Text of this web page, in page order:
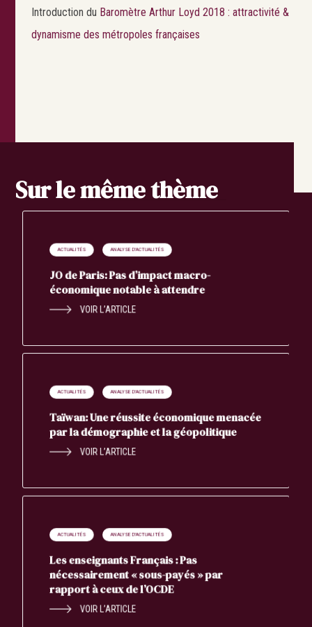
Introduction du Baromètre Arthur Loyd 2018 : attractivité &
dynamisme des métropoles françaises
Sur le même thème
ACTUALITÉS ANALYSE D'ACTUALITÉS
JO de Paris: Pas d’impact macro-
économique notable à attendre
VOIR L’ARTICLE
ACTUALITÉS ANALYSE D'ACTUALITÉS
Taïwan: Une réussite économique menacée
par la démographie et la géopolitique
VOIR L’ARTICLE
ACTUALITÉS ANALYSE D'ACTUALITÉS
Les enseignants Français : Pas
nécessairement « sous-payés » par
rapport à ceux de l’OCDE
VOIR L’ARTICLE